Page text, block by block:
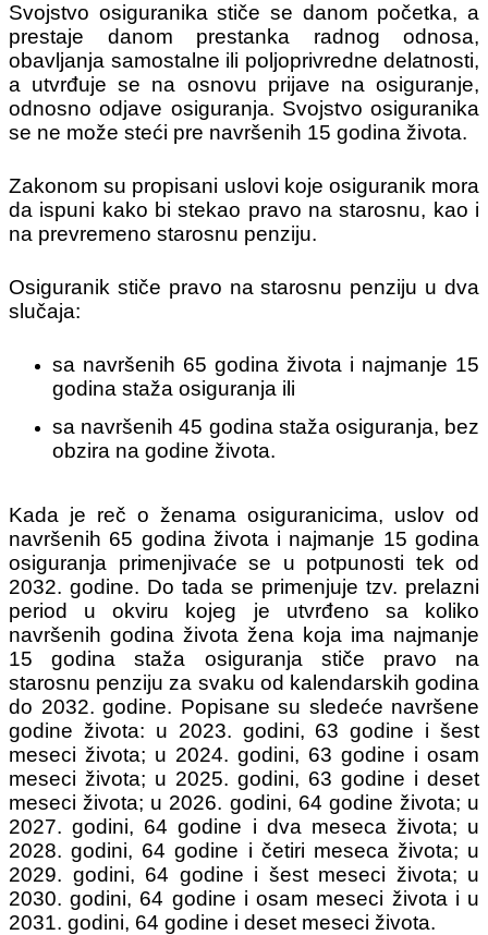
Svojstvo osiguranika stiče se danom početka, a
prestaje danom prestanka radnog odnosa,
obavljanja samostalne ili poljoprivredne delatnosti,
a utvrđuje se na osnovu prijave na osiguranje,
odnosno odjave osiguranja. Svojstvo osiguranika
se ne može steći pre navršenih 15 godina života.
Zakonom su propisani uslovi koje osiguranik mora
da ispuni kako bi stekao pravo na starosnu, kao i
na prevremeno starosnu penziju.
Osiguranik stiče pravo na starosnu penziju u dva
slučaja:
sa navršenih 65 godina života i najmanje 15
godina staža osiguranja ili
sa navršenih 45 godina staža osiguranja, bez
obzira na godine života.
Kada je reč o ženama osiguranicima, uslov od
navršenih 65 godina života i najmanje 15 godina
osiguranja primenjivaće se u potpunosti tek od
2032. godine. Do tada se primenjuje tzv. prelazni
period u okviru kojeg je utvrđeno sa koliko
navršenih godina života žena koja ima najmanje
15 godina staža osiguranja stiče pravo na
starosnu penziju za svaku od kalendarskih godina
do 2032. godine. Popisane su sledeće navršene
godine života: u 2023. godini, 63 godine i šest
meseci života; u 2024. godini, 63 godine i osam
meseci života; u 2025. godini, 63 godine i deset
meseci života; u 2026. godini, 64 godine života; u
2027. godini, 64 godine i dva meseca života; u
2028. godini, 64 godine i četiri meseca života; u
2029. godini, 64 godine i šest meseci života; u
2030. godini, 64 godine i osam meseci života i u
2031. godini, 64 godine i deset meseci života.